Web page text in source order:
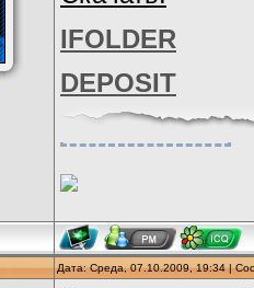
IFOLDER
DEPOSIT
Дата: Среда, 07.10.2009, 19:34 |